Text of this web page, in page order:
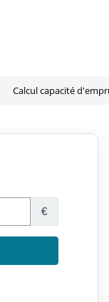
Calcul capacité